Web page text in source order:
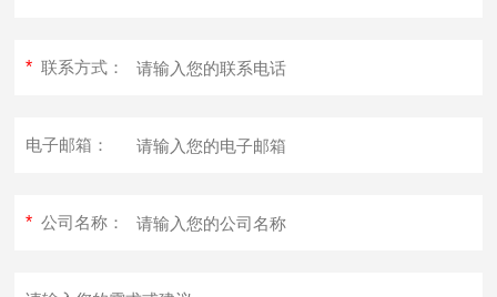
* 联系方式：
电子邮箱：
* 公司名称：